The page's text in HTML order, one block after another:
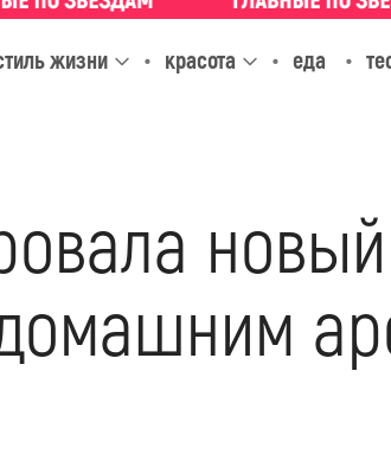
жизни красота еда